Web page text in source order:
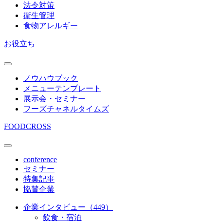
法令対策
衛生管理
食物アレルギー
お役立ち
ノウハウブック
メニューテンプレート
展示会・セミナー
フーズチャネルタイムズ
FOODCROSS
conference
セミナー
特集記事
協賛企業
企業インタビュー（449）
飲食・宿泊